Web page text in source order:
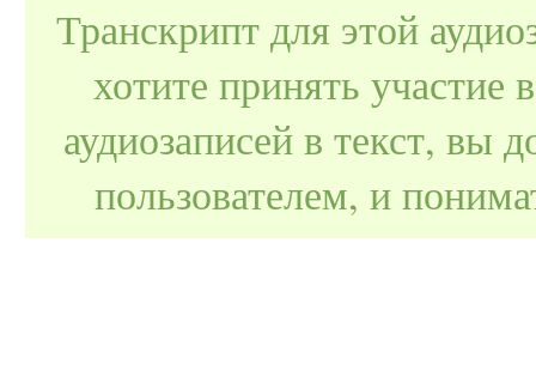
Транскрипт для этой
хотите принять
аудиозаписей в текст, вы
пользователем, и